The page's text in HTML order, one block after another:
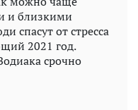
и близкими
спасут от стресса
2021 год.
срочно